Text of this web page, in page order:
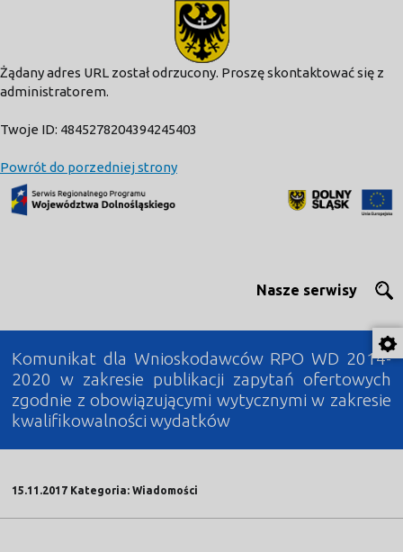
Żądany adres URL został odrzucony. Proszę skontaktować się z
administratorem.
Twoje ID: 4845278204394245403
Powrót do porzedniej strony
Nasze serwisy
Komunikat dla Wnioskodawców RPO WD 2014-
2020 w zakresie publikacji zapytań ofertowych
zgodnie z obowiązującymi wytycznymi w zakresie
kwalifikowalności wydatków
15.11.2017 Kategoria: Wiadomości
modal-check